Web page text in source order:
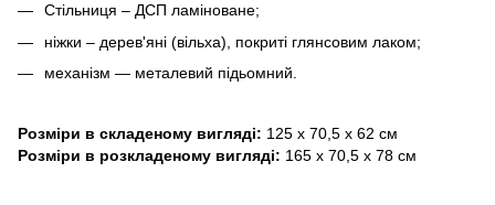
Стільниця – ДСП ламіноване;
ніжки – дерев'яні (вільха), покриті глянсовим лаком;
механізм — металевий підьомний.
Розміри в складеному вигляді: 125 x 70,5 x 62 см
Розміри в розкладеному вигляді: 165 x 70,5 x 78 cм